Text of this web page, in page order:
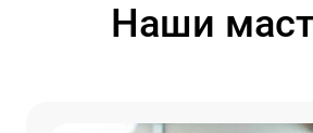
Наши